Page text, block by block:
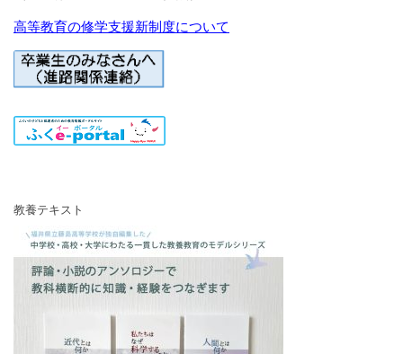
高等教育の修学支援新制度について
教養テキスト